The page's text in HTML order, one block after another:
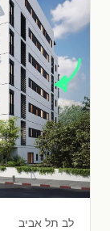
לב תל אביב